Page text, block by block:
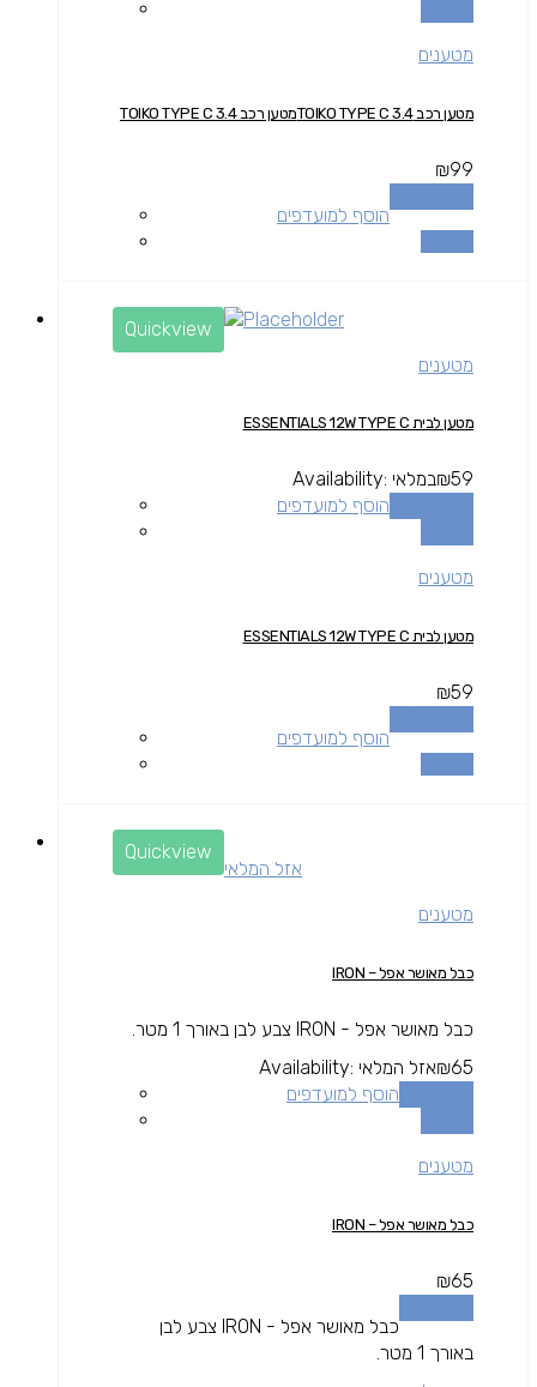
מטענים
מטען רכב TOIKO TYPE C 3.4מטען רכב TOIKO TYPE C 3.4
₪99
הוסף למועדפים
Quickview
מטענים
מטען לבית ESSENTIALS 12W TYPE C
₪59
Availability: במלאי
הוסף למועדפים
מטענים
מטען לבית ESSENTIALS 12W TYPE C
₪59
הוסף למועדפים
Quickview
אזל המלאי
מטענים
כבל מאושר אפל – IRON
כבל מאושר אפל - IRON צבע לבן באורך 1 מטר.
₪65
Availability: אזל המלאי
הוסף למועדפים
מטענים
כבל מאושר אפל – IRON
₪65
כבל מאושר אפל - IRON צבע לבן
באורך 1 מטר.